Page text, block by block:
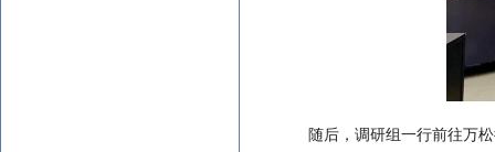
随后，调研组一行前往万